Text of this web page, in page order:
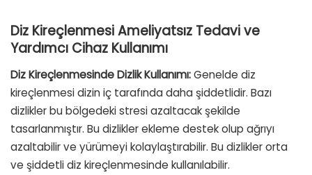
Diz Kireçlenmesi Ameliyatsız Tedavi ve
Yardımcı Cihaz Kullanımı
Diz Kireçlenmesinde Dizlik Kullanımı:Genelde diz
kireçlenmesi dizin iç tarafında daha şiddetlidir. Bazı
dizlikler bu bölgedeki stresi azaltacak şekilde
tasarlanmıştır. Bu dizlikler ekleme destek olup ağrıyı
azaltabilir ve yürümeyi kolaylaştırabilir. Bu dizlikler orta
ve şiddetli diz kireçlenmesinde kullanılabilir.